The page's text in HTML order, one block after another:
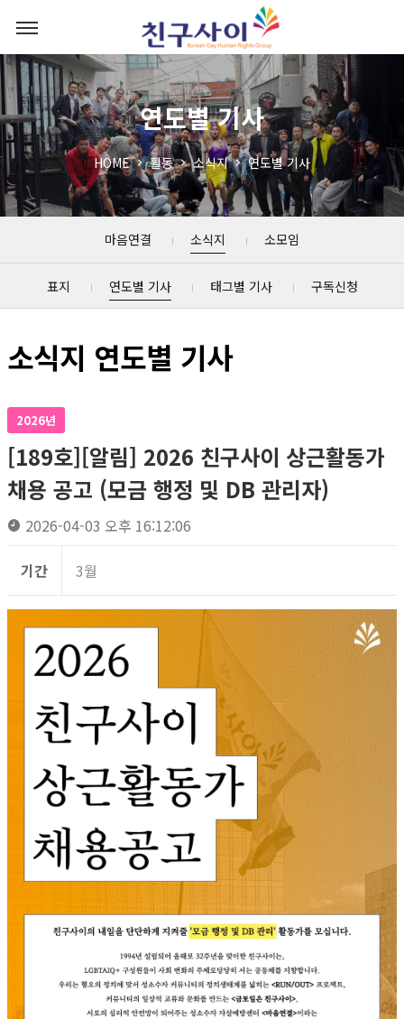
연도별 기사
HOME 활동 소식지 연도별 기사
마음연결 소식지 소모임
표지 연도별 기사 태그별 기사 구독신청
소식지 연도별 기사
2026년
[189호][알림] 2026 친구사이 상근활동가
채용 공고 (모금 행정 및 DB 관리자)
2026-04-03 오후 16:12:06
기간 3월